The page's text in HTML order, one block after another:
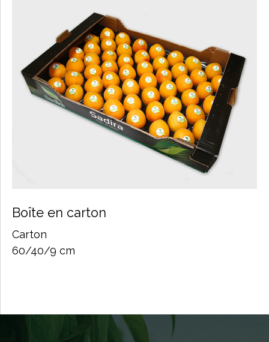
Boîte en carton
Carton
60/40/9 cm